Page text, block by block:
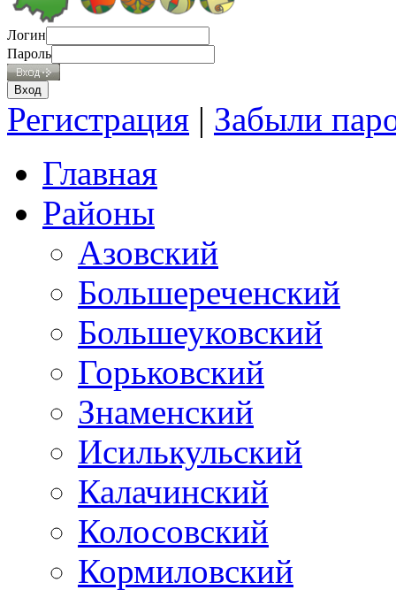
Логин
Пароль
Регистрация | Забыли
Главная
Районы
Азовский
Большереченский
Большеуковский
Горьковский
Знаменский
Исилькульский
Калачинский
Колосовский
Кормиловский